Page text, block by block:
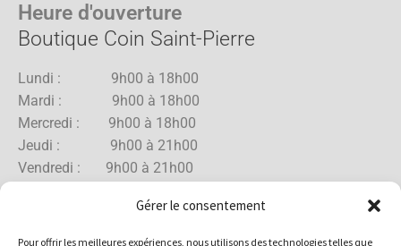
Gérer le consentement
Pour offrir les meilleures expériences, nous utilisons des technologies telles que
Heure d'ouverture
Boutique Coin Saint-Pierre
Lundi : 9h00 à 18h00
Mardi : 9h00 à 18h00
Mercredi : 9h00 à 18h00
Jeudi : 9h00 à 21h00
Vendredi : 9h00 à 21h00
Dimanche : 10h00 à 17h00